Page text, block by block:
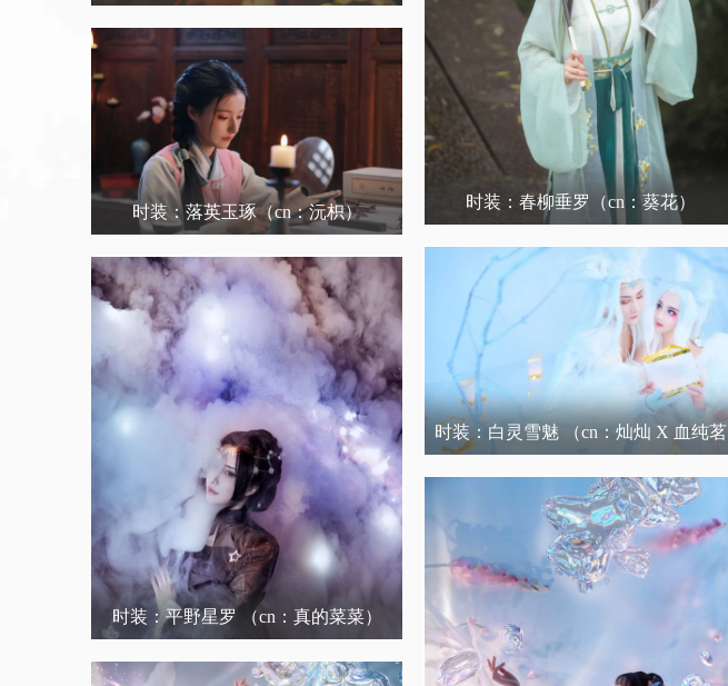
时装：春柳垂罗 （cn：葵花）
时装：落英玉琢（cn：沅枳）
时装：白灵雪魅 （cn：灿灿 X 血纯茗
雅）
时装：平野星罗 （cn：真的菜菜）